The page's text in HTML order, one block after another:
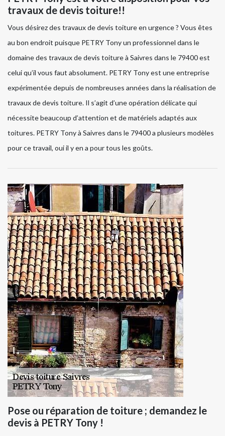
travaux de devis toiture!!
Vous désirez des travaux de devis toiture en urgence ? Vous êtes
au bon endroit puisque PETRY Tony un professionnel dans le
domaine des travaux de devis toiture à Saivres dans le 79400 est
celui qu’il vous faut absolument. PETRY Tony est une entreprise
expérimentée depuis de nombreuses années dans la réalisation de
travaux de devis toiture. Il s’agit d’une opération délicate qui
nécessite beaucoup d’attention et de matériels adaptés aux
toitures. PETRY Tony à Saivres dans le 79400 a plusieurs modèles
pour ce travail, oui il y en a pour tous les goûts.
Pose ou réparation de toiture ; demandez le
devis à PETRY Tony !